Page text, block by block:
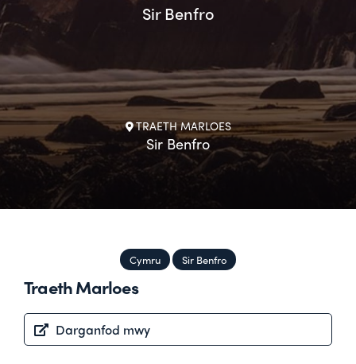
TRAETH MARLOES
Sir Benfro
Sir Benfro
Cymru Sir Benfro
Traeth Marloes
Darganfod mwy